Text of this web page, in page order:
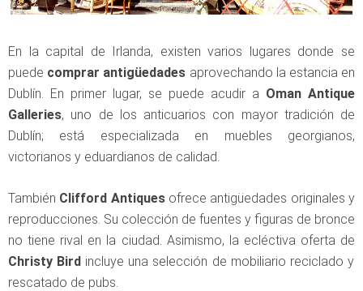
En la capital de Irlanda, existen varios lugares donde se
puede comprar antigüedades aprovechando la estancia en
Dublín. En primer lugar, se puede acudir a Oman Antique
Galleries, uno de los anticuarios con mayor tradición de
Dublín; está especializada en muebles georgianos,
victorianos y eduardianos de calidad.
También Clifford Antiquesofrece antigüedades originales y
reproducciones. Su colección de fuentes y figuras de bronce
no tiene rival en la ciudad. Asimismo, la ecléctiva oferta de
Christy Bird incluye una selección de mobiliario reciclado y
rescatado de pubs.